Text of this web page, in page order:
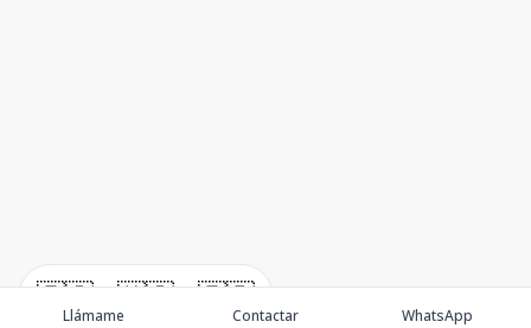
🇪🇸 🇺🇸 🇫🇷
Llámame Contactar WhatsApp